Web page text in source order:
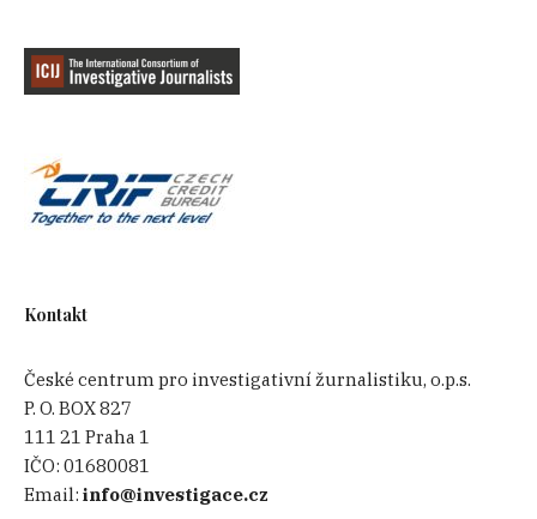
Kontakt
České centrum pro investigativní žurnalistiku, o.p.s.
P. O. BOX 827
111 21 Praha 1
IČO:01680081
Email:info@investigace.cz